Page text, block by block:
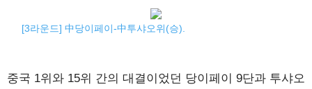
[3라운드] 中당이페이-中투샤오위(승).
중국 1위와 15위 간의 대결이었던 당이페이 9단과 투샤오